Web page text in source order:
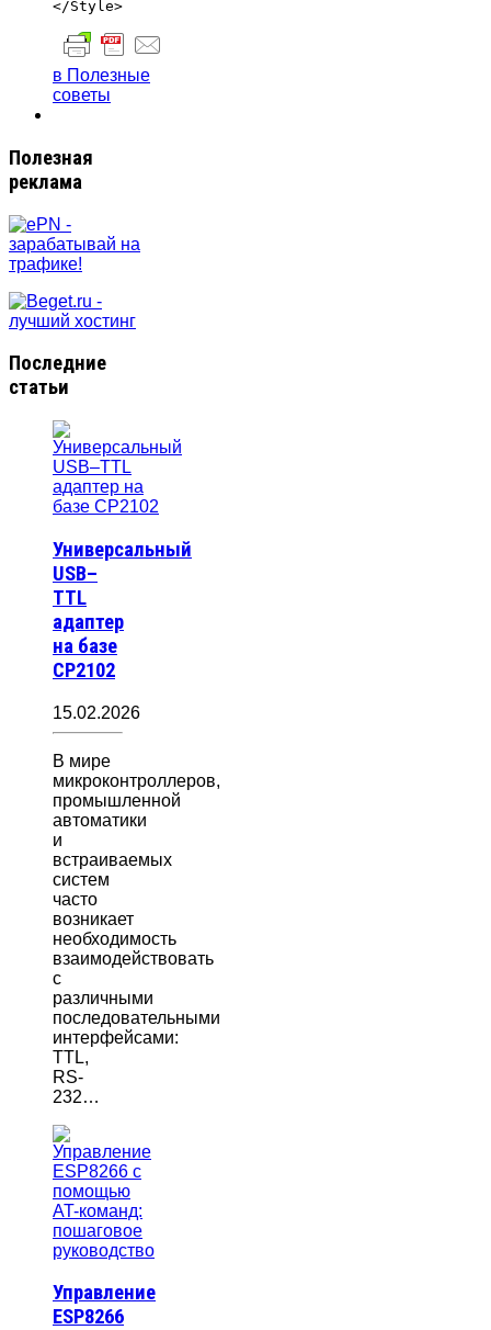
в Полезные
советы
Полезная
реклама
Последние
статьи
Универсальный
USB–
TTL
адаптер
на базе
CP2102
15.02.2026
В мире
микроконтроллеров,
промышленной
автоматики
и
встраиваемых
систем
часто
возникает
необходимость
взаимодействовать
с
различными
последовательными
интерфейсами:
TTL,
RS-
232…
Управление
ESP8266